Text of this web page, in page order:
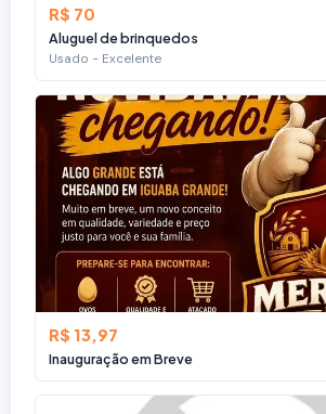
R$ 70
Aluguel de brinquedos
Usado - Excelente
R$ 13,97
Inauguração em Breve